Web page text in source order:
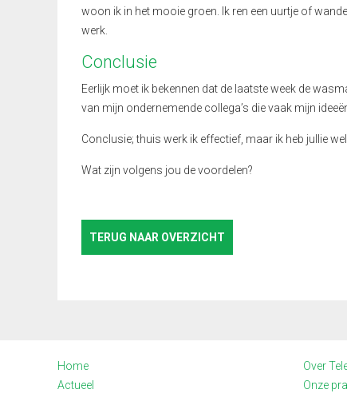
woon ik in het mooie groen. Ik ren een uurtje of
werk.
Conclusie
Eerlijk moet ik bekennen dat de laatste week de
van mijn ondernemende collega’s die vaak mijn
Conclusie; thuis werk ik effectief, maar ik heb jullie
Wat zijn volgens jou de voordelen?
TERUG NAAR OVERZICHT
Home
Actueel
Over
Onze